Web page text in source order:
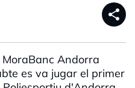
share
Andorra
es va jugar el primer